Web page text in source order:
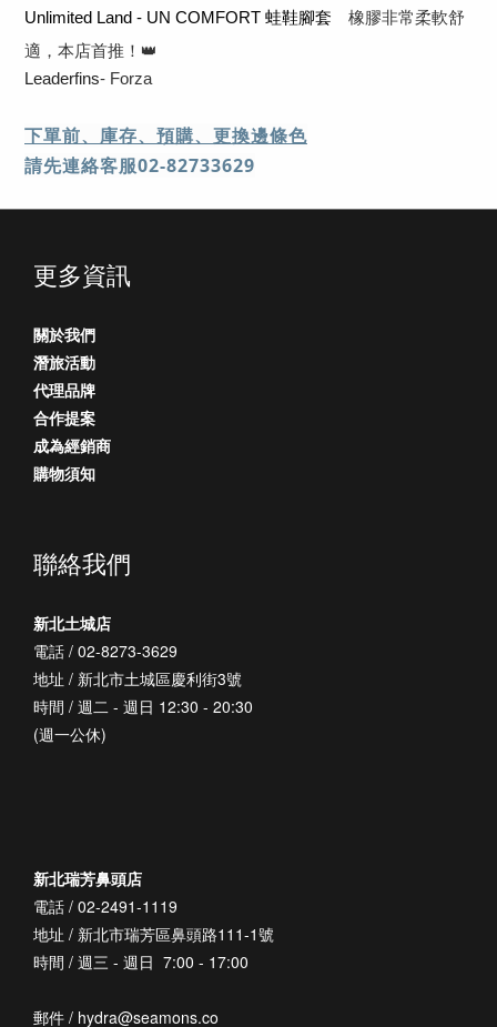
Unlimited Land - UN COMFORT 蛙鞋腳套
橡膠非常柔軟舒
適，本店首推！👑
Leaderfins- Forza
下單前、庫存、預購、更換邊條色
請先連絡客服02-82733629
更多資訊
關於我們
潛旅活動
代理品牌
合作提案
成為經銷商
購物須知
聯絡我們
新北土城店
電話 / 02-8273-3629
地址 / 新北市土城區慶利街3號
時間 / 週二 - 週日 12:30 - 20:30
(週一公休)
新北瑞芳鼻頭店
電話 / 02-2491-1119
地址 / 新北市瑞芳區鼻頭路111-1號
時間 / 週三 - 週日 7:00 - 17:00
郵件 / hydra@seamons.co